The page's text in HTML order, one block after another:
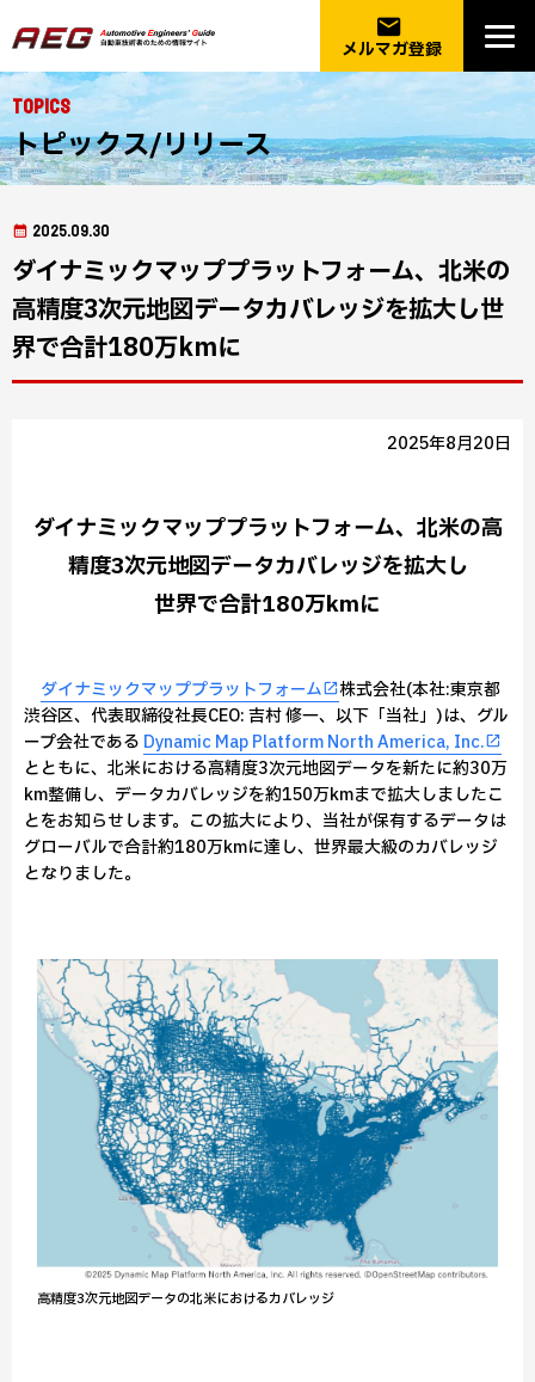
email
メルマガ登録
Topics
トピックス/リリース
2025.09.30
ダイナミックマッププラットフォーム、北米の
高精度3次元地図データカバレッジを拡大し世
界で合計180万kmに
2025年8月20日
ダイナミックマッププラットフォーム、北米の高
精度3次元地図データカバレッジを拡大し
世界で合計180万kmに
ダイナミックマッププラットフォーム
株式会社(本社:東京都
渋谷区、代表取締役社長CEO: 吉村 修一、以下「当社」)は、グル
ープ会社である Dynamic Map Platform North America, Inc.
とともに、北米における高精度3次元地図データを新たに約30万
km整備し、データカバレッジを約150万kmまで拡大しましたこ
とをお知らせします。この拡大により、当社が保有するデータは
グローバルで合計約180万kmに達し、世界最大級のカバレッジ
となりました。
高精度3次元地図データの北米におけるカバレッジ